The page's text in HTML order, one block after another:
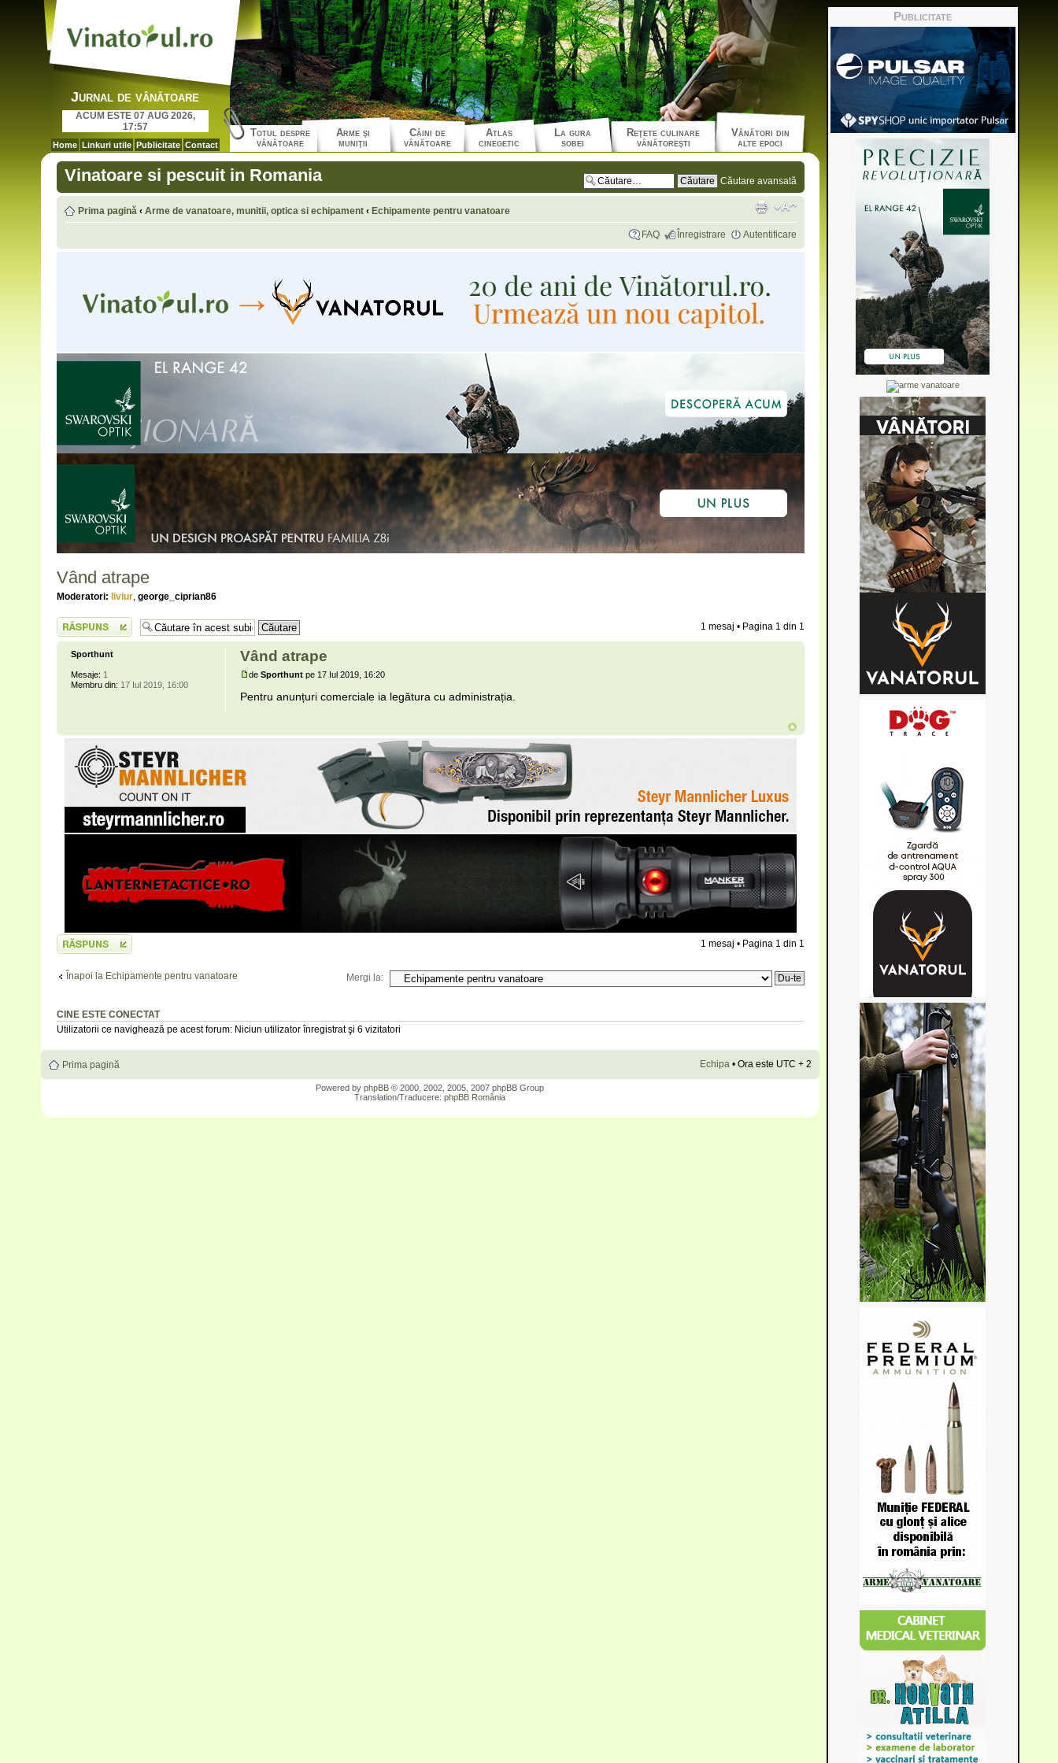
Jurnal de vânătoare
ACUM ESTE 07 AUG 2026,
17:57
Home Linkuri utile Publicitate Contact
Totul despre
vânătoare
Arme şi
muniţii
Câini de
vânătoare
Atlas
cinegetic
La gura
sobei
Reţete culinare
vânătoreşti
Vânători din
alte epoci
Vinatoare si pescuit in Romania Căutare avansată
Prima pagină ‹ Arme de vanatoare, munitii, optica si echipament ‹ Echipamente pentru vanatoare
FAQ Înregistrare Autentificare
Vând atrape
Moderatori: liviur, george_ciprian86
Scrie un răspuns 1 mesaj • Pagina 1 din 1
Vând atrape
de Sporthuntpe 17 Iul 2019, 16:20
Pentru anunțuri comerciale ia legătura cu administrația.
Sporthunt
Mesaje: 1
Membru din: 17 Iul 2019, 16:00
Scrie un răspuns 1 mesaj • Pagina 1 din 1
Înapoi la Echipamente pentru vanatoare Mergi la:
CINE ESTE CONECTAT
Utilizatorii ce navighează pe acest forum: Niciun utilizator înregistrat şi 6 vizitatori
Prima pagină Echipa• Ora este UTC + 2
Powered by phpBB © 2000, 2002, 2005, 2007 phpBB Group
Translation/Traducere: phpBB România
Publicitate